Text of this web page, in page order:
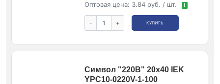
Оптовая цена: 3.84 руб. / шт. !
- + КУПИТЬ
Символ "220В" 20х40 IEK
YPC10-0220V-1-100